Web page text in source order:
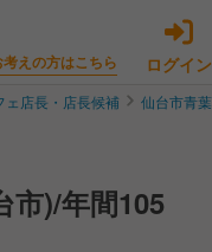
えの方はこちら ログイン
ェ店長・店長候補 仙台市青
市)/年間105